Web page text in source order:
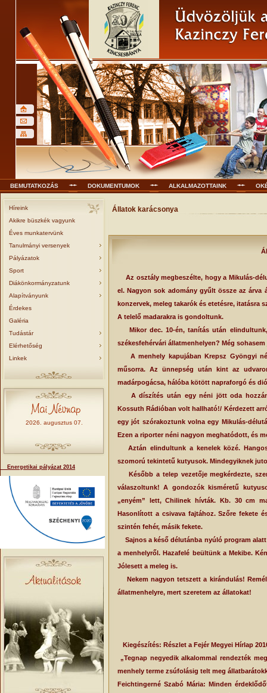
BEMUTATKOZÁS DOKUMENTUMOK ALKALMAZOTTAINK
Híreink
Akikre büszkék vagyunk
Éves munkatervünk
Tanulmányi versenyek
Pályázatok
Sport
Diákönkormányzatunk
Alapítványunk
Érdekes
Galéria
Tudástár
Elérhetőség
Linkek
2026. augusztus 07.
Energetikai pályázat 2014
Állatok karácsonya
Az osztály megbeszélte, hogy a Mikulás-
el. Nagyon sok adomány gyűlt össze az árva
konzervek, meleg takarók és etetésre, itatásra
A telelő madarakra is gondoltunk.
Mikor dec. 10-én, tanítás után
székesfehérvári állatmenhelyen? Még
A menhely kapujában Krepsz Gyöngyi
műsorra. Az ünnepség után kint az
madárpogácsa, hálóba kötött napraforgó és
A díszítés után egy néni jött oda
Kossuth Rádióban volt hallható!/ Kérdezett
egy jót szórakoztunk volna egy Mikulás-
Ezen a riporter néni nagyon meghatódott, és
Aztán elindultunk a kenelek közé.
szomorú tekintetű kutyusok. Mindegyiknek
Később a telep vezetője megkérdezte,
válaszoltunk! A gondozók kisméretű
„enyém” lett, Chilinek hívták. Kb. 30 cm
Hasonlított a csivava fajtához. Szőre fekete
szintén fehér, másik fekete.
Sajnos a késő délutánba nyúló program
a menhelyről. Hazafelé beültünk a Mekibe.
Jólesett a meleg is.
Nekem nagyon tetszett a kirándulás!
állatmenhelyre, mert szeretem az állatokat!
Kiegészítés: Részlet a Fejér Megyei Hírlap
„Tegnap negyedik alkalommal rendezték
menhely terme zsúfolásig telt meg
Feichtingerné Szabó Mária: Minden